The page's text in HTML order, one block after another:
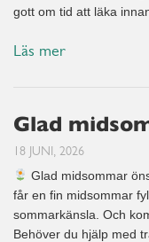
gott om tid att läka
Läs mer
Glad
18 JUNI, 2026
Glad midsommar
får en fin midsommar
sommarkänsla. Och
Behöver du hjälp med